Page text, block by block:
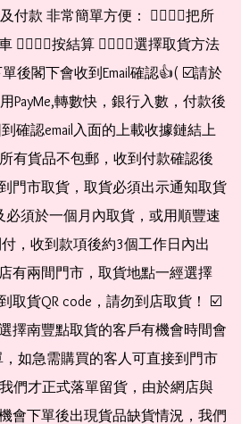
款 非常簡單方便： 👉🏻👉🏻把所
按結算 👉🏻👉🏻選擇取貨方法
後閣下會收到Email確認👍( ☑️請於
PayMe,轉數快，銀行入數，付款後
確認email入面的上載收據鏈結上
有貨品不包郵，收到付款確認後
門市取貨，取貨必須出示通知取貨
必須於一個月內取貨，或用順豐速
，收到款項後約3個工作日內出
有兩間門市，取貨地點一經選擇
取貨QR code，請勿到店取貨！ ☑️
擇南豐點取貨的客戶有機會時間會
如急需購買的客人可直接到門市
們才正式落單留貨，由於網店與
會下單後出現貨品缺貨情況，我們